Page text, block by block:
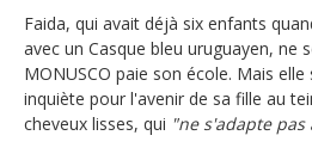
Faida, qui avait déjà six enfants
avec un Casque bleu uruguayen, ne
MONUSCO paie son école. Mais
inquiète pour l'avenir de sa fille au
cheveux lisses, qui "ne s'adapte